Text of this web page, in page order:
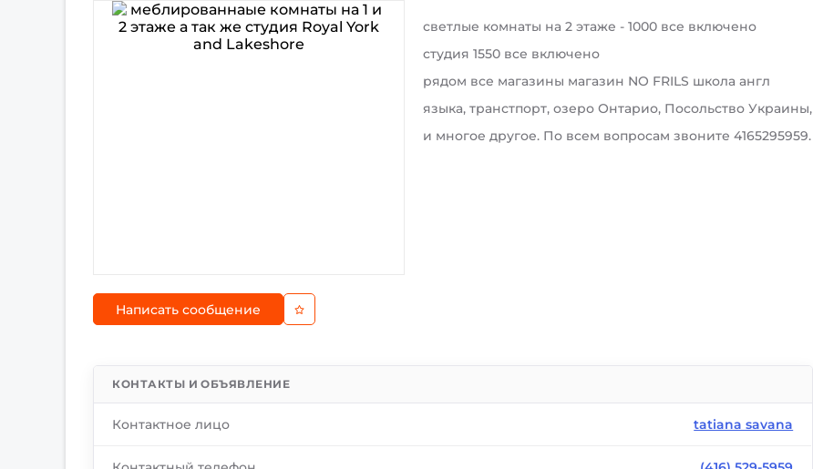
Написать сообщение
светлые комнаты на 2 этаже - 1000 все включено
студия 1550 все включено
рядом все магазины магазин NO FRILS школа англ
языка, транстпорт, озеро Онтарио, Посольство Украины,
и многое другое. По всем вопросам звоните 4165295959.
КОНТАКТЫ И ОБЪЯВЛЕНИЕ
Контактное лицо tatiana savana